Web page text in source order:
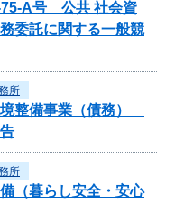
75-A号 公共 社会資
委託に関する一般競
所
整備事業（債務）
所
（暮らし安全・安心